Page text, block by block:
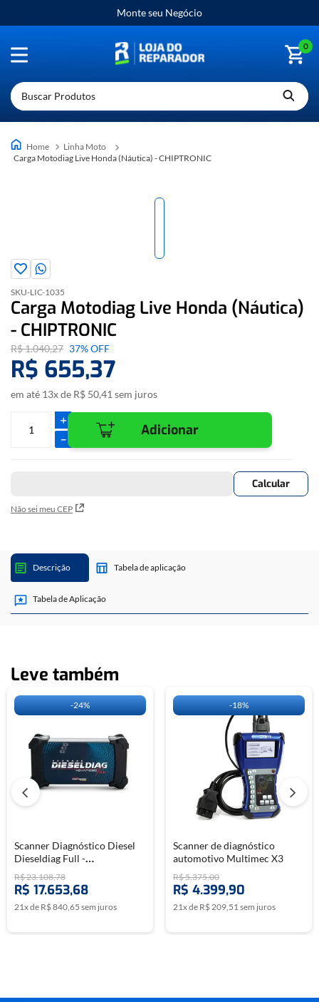
Monte seu Negócio
0
Buscar Produtos
Linha Moto
Carga Motodiag Live Honda (Náutica) - CHIPTRONIC
SKU-LIC-1035
Carga Motodiag Live Honda (Náutica)
- CHIPTRONIC
R$1.040,27 37%OFF
R$ 655,37
em até 13x de R$ 50,41 sem juros
＋
－
Adicionar
Não sei meu CEP
Descrição Tabela de aplicação
Tabela de Aplicação
Leve também
-24%
Scanner Diagnóstico Diesel
Dieseldiag Full -
CHIPTRONIC
R$23.108,78
R$ 17.653,68
21x de R$840,65 sem juros
-18%
Scanner de diagnóstico
automotivo Multimec X3
R$5.375,00
R$ 4.399,90
21x de R$209,51sem juros